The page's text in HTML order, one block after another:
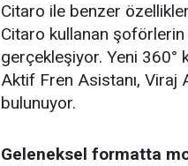
Citaro ile benzer
Citaro kullanan
gerçekleşiyor. Yeni
Aktif Fren Asistanı, Viraj
bulunuyor.
Geleneksel formatta